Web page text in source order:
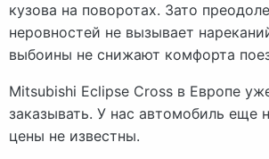
кузова на поворотах. Зато
неровностей не вызывает
выбоины не снижают комфорта
Mitsubishi Eclipse Cross в Европе
заказывать. У нас автомобиль еще
цены не известны.